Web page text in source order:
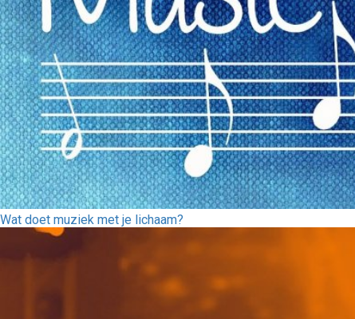
Wat doet muziek met je lichaam?